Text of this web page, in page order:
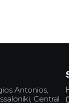
Antonios,
Central